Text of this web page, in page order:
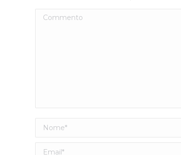
Commento
Nome *
Email *